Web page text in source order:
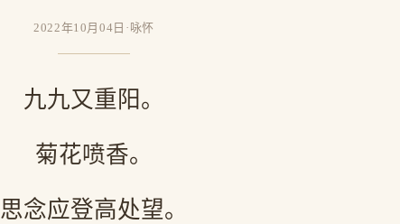
2022年10月04日 · 咏怀
九九又重阳。
菊花喷香。
思念应登高处望。